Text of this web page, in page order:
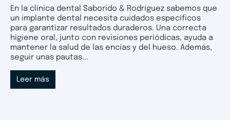
En la clínica dental Saborido & Rodríguez sabemos que
un implante dental necesita cuidados específicos
para garantizar resultados duraderos. Una correcta
higiene oral, junto con revisiones periódicas, ayuda a
mantener la salud de las encías y del hueso. Además,
seguir unas pautas...
Leer más